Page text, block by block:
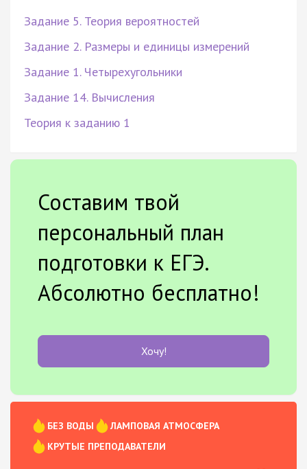
Задание 5. Теория вероятностей
Задание 2. Размеры и единицы измерений
Задание 1. Четырехугольники
Задание 14. Вычисления
Теория к заданию 1
Составим твой
персональный план
подготовки к ЕГЭ.
Абсолютно бесплатно!
Хочу!
БЕЗ ВОДЫ
ЛАМПОВАЯ АТМОСФЕРА
КРУТЫЕ ПРЕПОДАВАТЕЛИ